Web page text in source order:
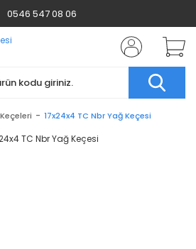
0546 547 08 06
17x24x4 TC Nbr Yağ Keçesi